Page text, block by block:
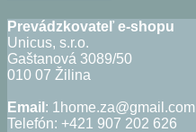
Prevádzkovateľ e-shopu
Unicus, s.r.o.
Gaštanová 3089/50
010 07 Žilina
Email : 1home.za@gmail.com
Telefón: +421 907 202 626